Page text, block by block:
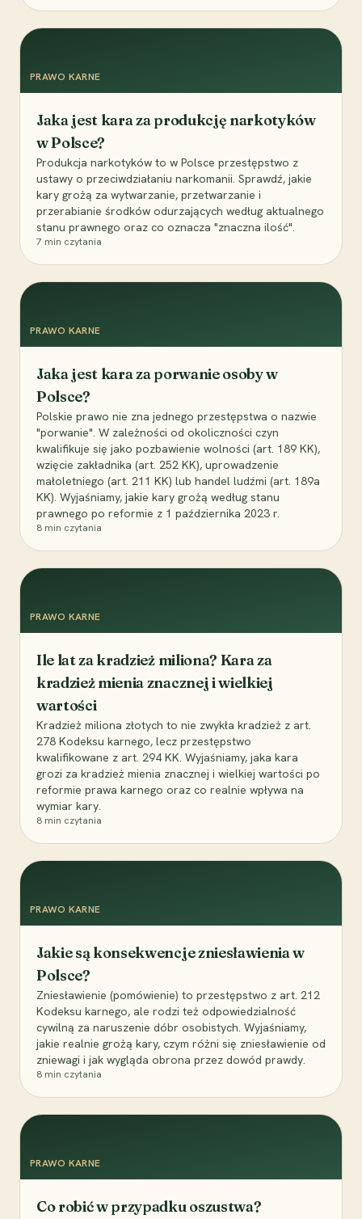
PRAWO KARNE
Jaka jest kara za produkcję narkotyków
w Polsce?
Produkcja narkotyków to w Polsce przestępstwo z
ustawy o przeciwdziałaniu narkomanii. Sprawdź, jakie
kary grożą za wytwarzanie, przetwarzanie i
przerabianie środków odurzających według aktualnego
stanu prawnego oraz co oznacza "znaczna ilość".
7 min czytania
PRAWO KARNE
Jaka jest kara za porwanie osoby w
Polsce?
Polskie prawo nie zna jednego przestępstwa o nazwie
"porwanie". W zależności od okoliczności czyn
kwalifikuje się jako pozbawienie wolności (art. 189 KK),
wzięcie zakładnika (art. 252 KK), uprowadzenie
małoletniego (art. 211 KK) lub handel ludźmi (art. 189a
KK). Wyjaśniamy, jakie kary grożą według stanu
prawnego po reformie z 1 października 2023 r.
8 min czytania
PRAWO KARNE
Ile lat za kradzież miliona? Kara za
kradzież mienia znacznej i wielkiej
wartości
Kradzież miliona złotych to nie zwykła kradzież z art.
278 Kodeksu karnego, lecz przestępstwo
kwalifikowane z art. 294 KK. Wyjaśniamy, jaka kara
grozi za kradzież mienia znacznej i wielkiej wartości po
reformie prawa karnego oraz co realnie wpływa na
wymiar kary.
8 min czytania
PRAWO KARNE
Jakie są konsekwencje zniesławienia w
Polsce?
Zniesławienie (pomówienie) to przestępstwo z art. 212
Kodeksu karnego, ale rodzi też odpowiedzialność
cywilną za naruszenie dóbr osobistych. Wyjaśniamy,
jakie realnie grożą kary, czym różni się zniesławienie od
zniewagi i jak wygląda obrona przez dowód prawdy.
8 min czytania
PRAWO KARNE
Co robić w przypadku oszustwa?